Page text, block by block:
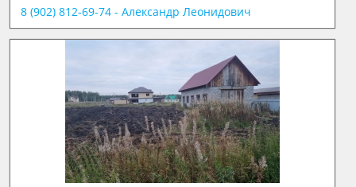
8 (902) 812-69-74 - Александр Леонидович